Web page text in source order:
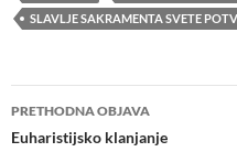
SLAVLJE SAKRAMENTA SVETE
Navigacija
objava
PRETHODNA OBJAVA
Euharistijsko klanjanje